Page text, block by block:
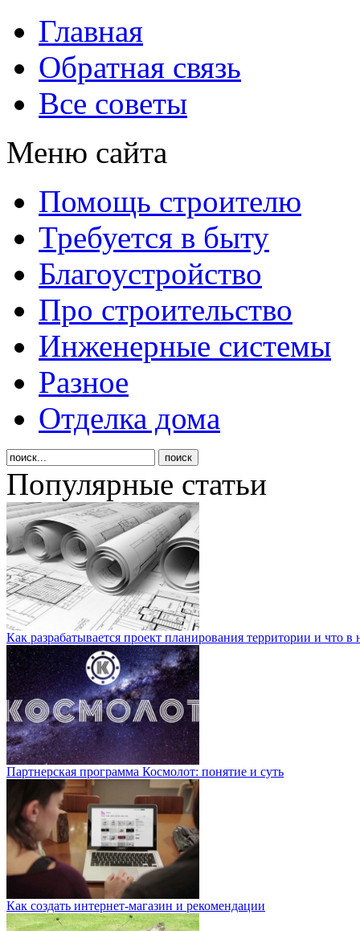
Главная
Обратная связь
Все советы
Меню сайта
Помощь строителю
Требуется в быту
Благоустройство
Про строительство
Инженерные системы
Разное
Отделка дома
Популярные статьи
Как разрабатывается проект планирования территории и что в
Партнерская программа Космолот: понятие и суть
Как создать интернет-магазин и рекомендации